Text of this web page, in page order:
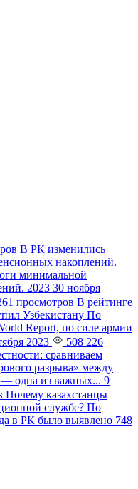
В РК изменились
накоплений.
минимальной
2023 30 ноября
просмотров В рейтинге
Узбекистану По
Report, по силе армии
2023
508 226
сравниваем
разрыва» между
— одна из важных... 9
Почему казахстанцы
службе? По
в РК было выявлено 748